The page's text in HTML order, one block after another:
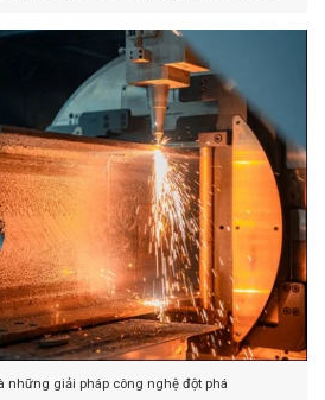
những giải pháp công nghệ đột phá